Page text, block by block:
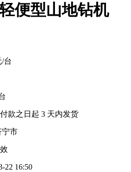
便型山地钻机
/台
款之日起 3 天内发货
宁市
22 16:50